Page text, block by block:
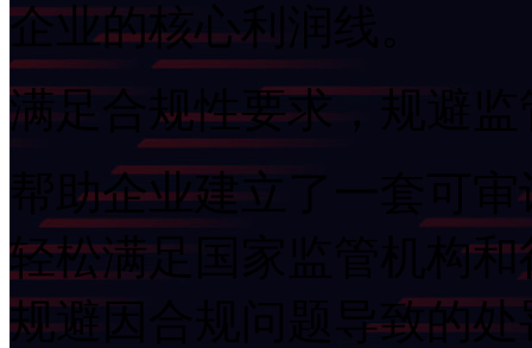
企业的核心利润线。
满足合规性要求，规避
帮助企业建立了一套可审
轻松满足国家监管机构和
规避因合规问题导致的